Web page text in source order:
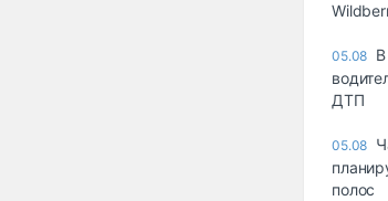
05.08
ДТП
05.08
полос